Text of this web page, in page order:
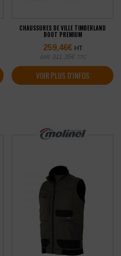
CHAUSSURES DE VILLE TIMBERLAND
BOOT PREMIUM
259,46€ HT
soit 311,35€ TTC
VOIR PLUS D'INFOS